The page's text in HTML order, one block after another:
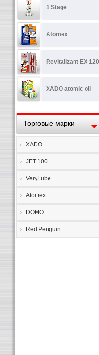
1 Stage
Atomex
Revitalizant EX 120
XADO atomic oil
Торговые марки
XADO
JET 100
VeryLube
Atomex
DOMO
Red Penguin